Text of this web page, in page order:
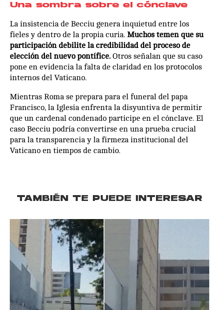
Una sombra sobre el cónclave
La insistencia de Becciu genera inquietud entre los
fieles y dentro de la propia curia. Muchos temen que su
participación debilite la credibilidad del proceso de
elección del nuevo pontífice. Otros señalan que su caso
pone en evidencia la falta de claridad en los protocolos
internos del Vaticano.
Mientras Roma se prepara para el funeral del papa
Francisco, la Iglesia enfrenta la disyuntiva de permitir
que un cardenal condenado participe en el cónclave. El
caso Becciu podría convertirse en una prueba crucial
para la transparencia y la firmeza institucional del
Vaticano en tiempos de cambio.
TAMBIÉN TE PUEDE INTERESAR